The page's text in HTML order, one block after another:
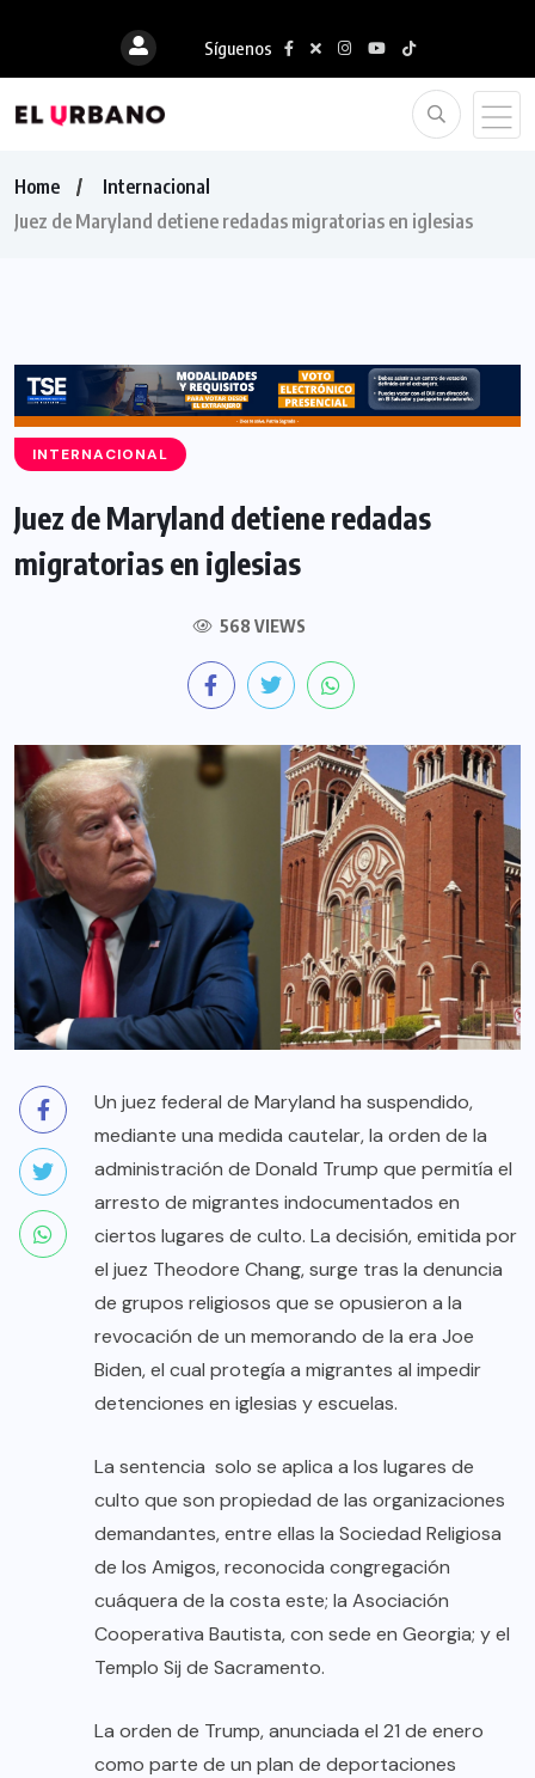
Síguenos
Home
Internacional
Juez de Maryland detiene redadas migratorias en iglesias
INTERNACIONAL
Juez de Maryland detiene redadas
migratorias en iglesias
568 VIEWS
Un juez federal de Maryland ha suspendido,
mediante una medida cautelar, la orden de la
administración de Donald Trump que permitía el
arresto de migrantes indocumentados en
ciertos lugares de culto. La decisión, emitida por
el juez Theodore Chang, surge tras la denuncia
de grupos religiosos que se opusieron a la
revocación de un memorando de la era Joe
Biden, el cual protegía a migrantes al impedir
detenciones en iglesias y escuelas.
La sentencia solo se aplica a los lugares de
culto que son propiedad de las organizaciones
demandantes, entre ellas la Sociedad Religiosa
de los Amigos, reconocida congregación
cuáquera de la costa este; la Asociación
Cooperativa Bautista, con sede en Georgia; y el
Templo Sij de Sacramento.
La orden de Trump, anunciada el 21 de enero
como parte de un plan de deportaciones